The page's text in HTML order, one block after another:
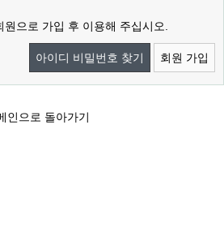
으로 가입 후 이용해 주십시오.
아이디 비밀번호 찾기 회원 가입
인으로 돌아가기